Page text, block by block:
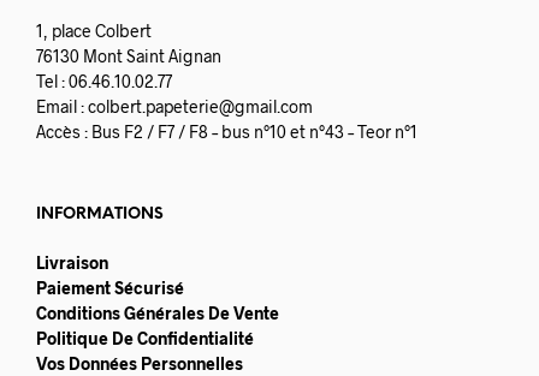
1, place Colbert
76130 Mont Saint Aignan
Tel : 06.46.10.02.77
Email :colbert.papeterie@gmail.com
Accès : Bus F2 / F7 / F8 – bus n°10 et n°43 – Teor n°1
INFORMATIONS
Livraison
Paiement Sécurisé
Conditions Générales De Vente
Politique De Confidentialité
Vos Données Personnelles